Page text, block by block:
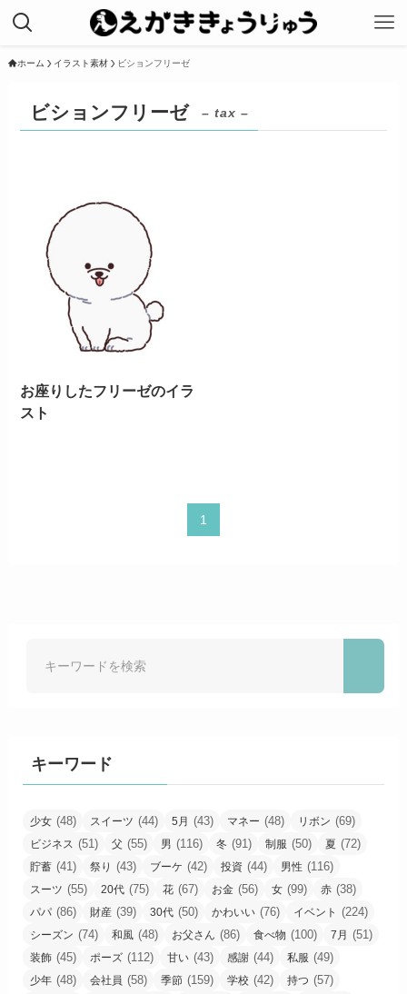
ホーム イラスト素材 ビションフリーゼ
ビションフリーゼ – tax –
お座りしたフリーゼのイラ
スト
1
キーワード
少女 (48) スイーツ (44) 5月 (43) マネー (48) リボン (69)
ビジネス (51) 父 (55) 男 (116) 冬 (91) 制服 (50) 夏 (72)
貯蓄 (41) 祭り (43) ブーケ (42) 投資 (44) 男性 (116)
スーツ (55) 20代 (75) 花 (67) お金 (56) 女 (99) 赤 (38)
パパ (86) 財産 (39) 30代 (50) かわいい (76) イベント (224)
シーズン (74) 和風 (48) お父さん (86) 食べ物 (100) 7月 (51)
装飾 (45) ポーズ (112) 甘い (43) 感謝 (44) 私服 (49)
少年 (48) 会社員 (58) 季節 (159) 学校 (42) 持つ (57)